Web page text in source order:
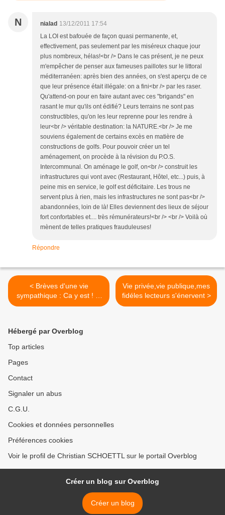
N nialad 13/12/2011 17:54
La LOI est bafouée de façon quasi permanente, et,
effectivement, pas seulement par les miséreux chaque jour
plus nombreux, hélas!<br /> Dans le cas présent, je ne peux
m'empêcher de penser aux fameuses paillotes sur le littoral
méditerranéen: après bien des années, on s'est aperçu de ce
que leur présence était illégale: on a fini<br /> par les raser.
Qu'attend-on pour en faire autant avec ces "brigands" en
rasant le mur qu'ils ont édifié? Leurs terrains ne sont pas
constructibles, qu'on les leur reprenne pour les rendre à
leur<br /> véritable destination: la NATURE.<br /> Je me
souviens également de certains excès en matière de
constructions de golfs. Pour pouvoir créer un tel
aménagement, on procède à la révision du P.O.S.
Intercommunal. On aménage le golf, on<br /> construit les
infrastructures qui vont avec (Restaurant, Hôtel, etc...) puis, à
peine mis en service, le golf est déficitaire. Les trous ne
servent plus à rien, mais les infrastructures ne sont pas<br />
abandonnées, loin de là! Elles deviennent des lieux de séjour
fort confortables et.... très rémunérateurs!<br /> <br /> Voilà où
mènent de telles pratiques frauduleuses!
Répondre
< Brèves d'une vie
sympathique : Ca y est ! je
l'ai !
Vie privée,vie publique,mes
fidéles lecteurs s'énervent >
Hébergé par Overblog
Top articles
Pages
Contact
Signaler un abus
C.G.U.
Cookies et données personnelles
Préférences cookies
Voir le profil de Christian SCHOETTL sur le portail Overblog
Créer un blog sur Overblog
Créer un blog